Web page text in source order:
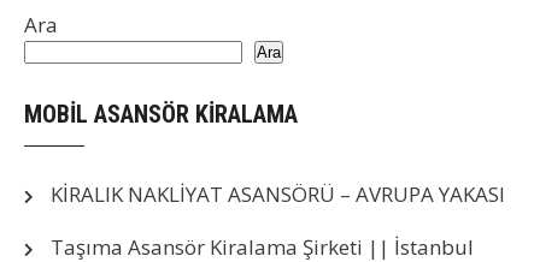
Ara
Ara
MOBİL ASANSÖR KİRALAMA
KİRALIK NAKLİYAT ASANSÖRÜ – AVRUPA YAKASI
Taşıma Asansör Kiralama Şirketi || İstanbul